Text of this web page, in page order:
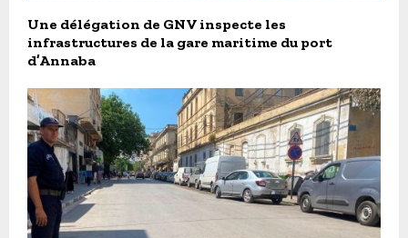
Une délégation de GNV inspecte les
infrastructures de la gare maritime du port
d’Annaba